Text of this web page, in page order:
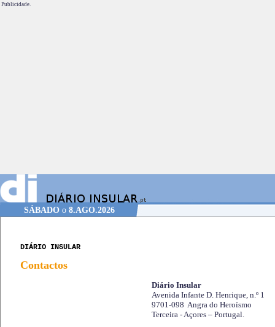
Publicidade.
SÁBADOo 8.AGO.2026
DIÁRIO INSULAR
Contactos
Diário Insular
Avenida Infante D. Henrique, n.º 1
9701-098 Angra do Heroísmo
Terceira - Açores – Portugal.